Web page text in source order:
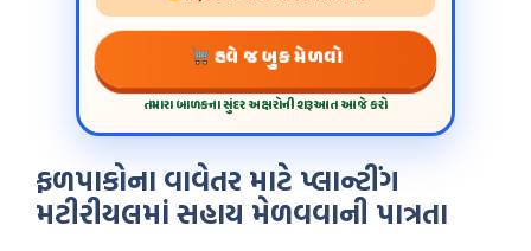
હવે જ બુક મેળવો
તમારા બાળકના સુંદર અક્ષરોની શરૂઆત આજે કરો
ફળપાકોના વાવેતર માટે પ્લાન્ટીંગ
મટીરીયલમાં સહાય મેળવવાની પાત્રતા